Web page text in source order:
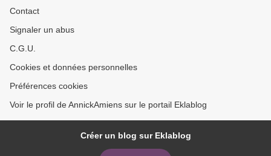
Contact
Signaler un abus
C.G.U.
Cookies et données personnelles
Préférences cookies
Voir le profil de AnnickAmiens sur le portail Eklablog
Créer un blog sur Eklablog